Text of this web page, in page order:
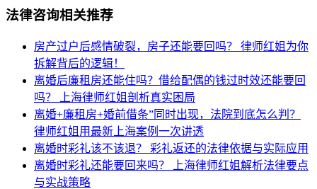
法律咨询相关推荐
房产过户后感情破裂，房子还能要回吗？ 律师红姐为你
拆解背后的逻辑！
离婚后廉租房还能住吗？借给配偶的钱过时效还能要回
吗？
上海律师红姐剖析真实困局​​
离婚+廉租房+婚前借条”同时出现，法院到底怎么判？
律师红姐用最新上海案例一次讲透
离婚时彩礼该不该退？ 彩礼返还的法律依据与实际应用
离婚时彩礼还能要回来吗？
上海律师红姐解析法律要点
与实战策略